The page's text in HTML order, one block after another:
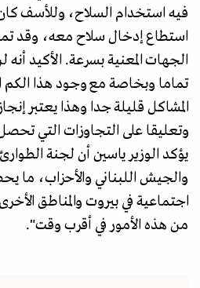
فيه استخدام السلاح، وللأسف
استطاع إدخال سلاح معه، وقد
الجهات المعنية بسرعة. الأكيد
تماما وبخاصة مع وجود هذا الكم
المشاكل قليلة جدا وهذا يعتبر
وتعليقا على التجاوزات التي
يؤكد الوزير ياسين أن لجنة
والجيش اللبناني والأحزاب، ما
اجتماعية في بيروت والمناطق
من هذه الأمور في أقرب وقت".